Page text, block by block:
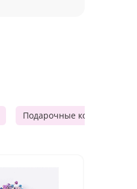
Подарочные корзины